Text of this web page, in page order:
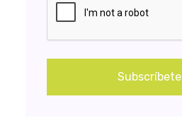
Subscríbete